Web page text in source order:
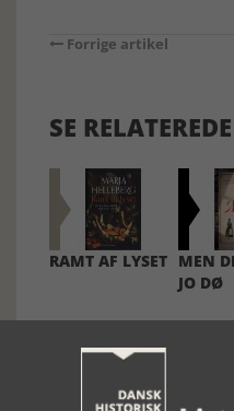
Forrige artikel
SE
RAMT AF LYSET MEN
JO DØ